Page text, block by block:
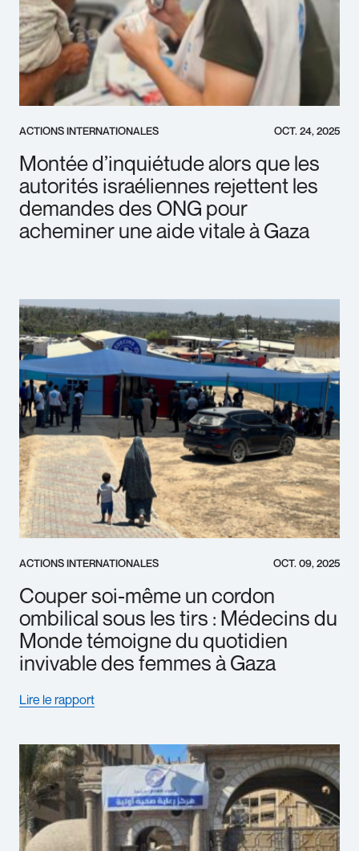
ACTIONS INTERNATIONALES OCT. 24, 2025
Montée d’inquiétude alors que les
autorités israéliennes rejettent les
demandes des ONG pour
acheminer une aide vitale à Gaza
ACTIONS INTERNATIONALES OCT. 09, 2025
Couper soi-même un cordon
ombilical sous les tirs : Médecins du
Monde témoigne du quotidien
invivable des femmes à Gaza
Lire le rapport